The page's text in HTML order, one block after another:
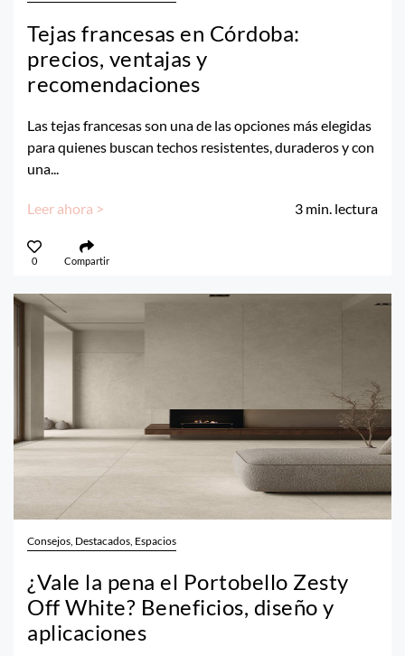
Tejas francesas en Córdoba:
precios, ventajas y
recomendaciones
Las tejas francesas son una de las opciones más elegidas
para quienes buscan techos resistentes, duraderos y con
una...
Leer ahora > 3 min. lectura
0 Compartir
Consejos, Destacados, Espacios
¿Vale la pena el Portobello Zesty
Off White? Beneficios, diseño y
aplicaciones